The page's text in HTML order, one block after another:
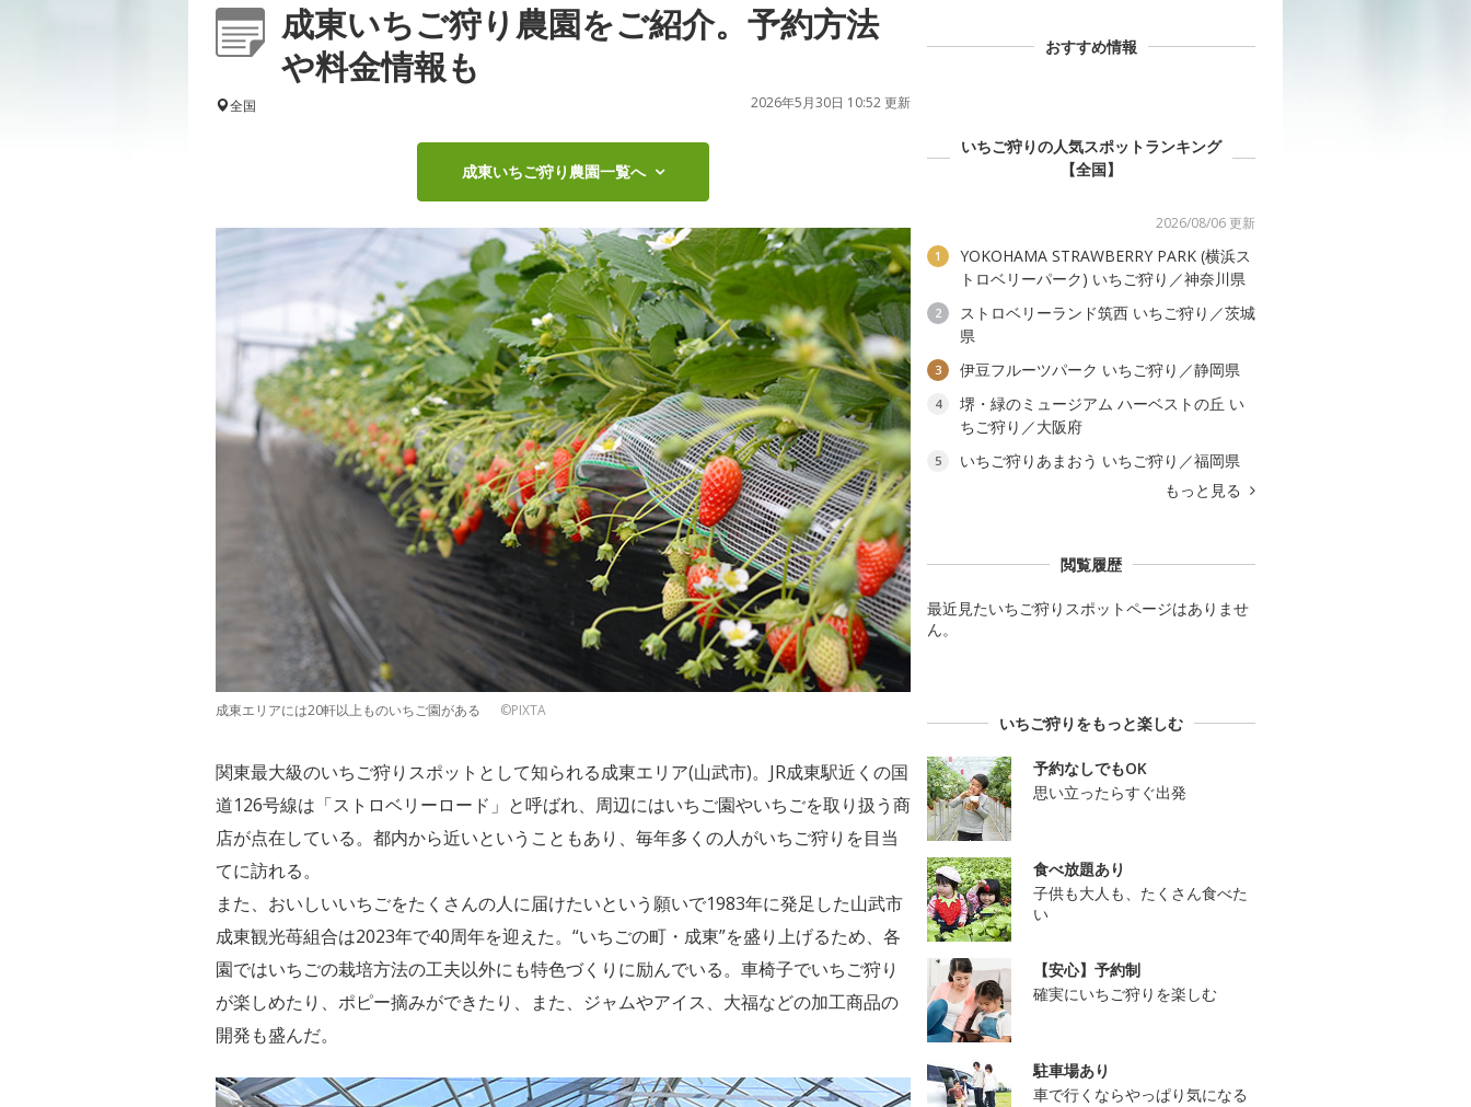
成東いちご狩り農園をご紹介。予約方法
や料金情報も
全国 2026年5月30日 10:52 更新
成東いちご狩り農園一覧へ
成東エリアには20軒以上ものいちご園がある ©PIXTA
関東最大級のいちご狩りスポットとして知られる成東エリア(山武市)。JR成東駅近くの国
道126号線は「ストロベリーロード」と呼ばれ、周辺にはいちご園やいちごを取り扱う商
店が点在している。都内から近いということもあり、毎年多くの人がいちご狩りを目当
てに訪れる。
また、おいしいいちごをたくさんの人に届けたいという願いで1983年に発足した山武市
成東観光苺組合は2023年で40周年を迎えた。“いちごの町・成東”を盛り上げるため、各
園ではいちごの栽培方法の工夫以外にも特色づくりに励んでいる。車椅子でいちご狩り
が楽しめたり、ポピー摘みができたり、また、ジャムやアイス、大福などの加工商品の
開発も盛んだ。
おすすめ情報
いちご狩りの人気スポットランキング
【全国】
2026/08/06 更新
1
YOKOHAMA STRAWBERRY PARK (横浜ス
トロベリーパーク) いちご狩り／神奈川県
2
ストロベリーランド筑西 いちご狩り／茨城
県
3 伊豆フルーツパーク いちご狩り／静岡県
4
堺・緑のミュージアム ハーベストの丘 い
ちご狩り／大阪府
5
いちご狩りあまおう いちご狩り／福岡県
もっと見る
閲覧履歴
最近見たいちご狩りスポットページはありませ
ん。
いちご狩りをもっと楽しむ
予約なしでもOK
思い立ったらすぐ出発
食べ放題あり
子供も大人も、たくさん食べた
い
【安心】予約制
確実にいちご狩りを楽しむ
駐車場あり
車で行くならやっぱり気になる